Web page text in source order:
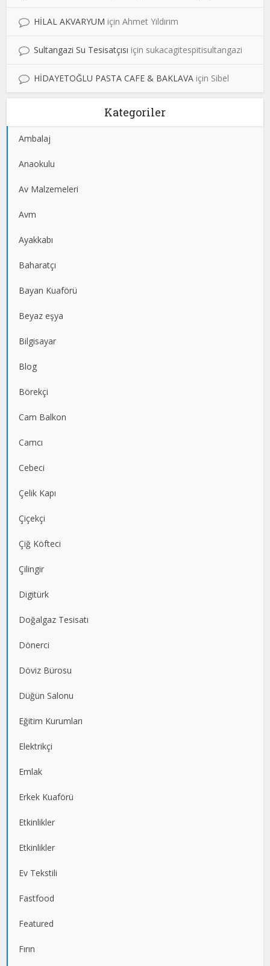
HİLAL AKVARYUM içinAhmet Yıldırım
Sultangazi Su Tesisatçısı için sukacagitespitisultangazi
HİDAYETOĞLU PASTA CAFE & BAKLAVA için Sibel
Kategoriler
Ambalaj
Anaokulu
Av Malzemeleri
Avm
Ayakkabı
Baharatçı
Bayan Kuaförü
Beyaz eşya
Bilgisayar
Blog
Börekçi
Cam Balkon
Camcı
Cebeci
Çelik Kapı
Çiçekçi
Çiğ Köfteci
Çilingir
Digitürk
Doğalgaz Tesisatı
Dönerci
Döviz Bürosu
Düğün Salonu
Eğitim Kurumları
Elektrikçi
Emlak
Erkek Kuaförü
Etkinlikler
Etkinlikler
Ev Tekstili
Fastfood
Featured
Fırın